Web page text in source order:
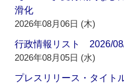
滑化
2026年08月06日 (木)
行政情報リスト 2026/
2026年08月05日 (水)
プレスリリース・タイ